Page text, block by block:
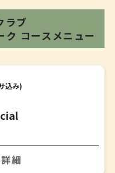
ラブ
ク コースメニュー
込み)
わせください。